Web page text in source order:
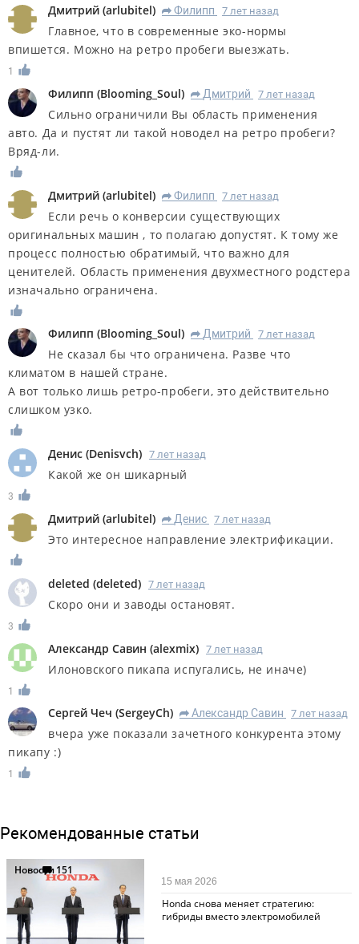
Дмитрий (arlubitel) R Филипп 7 лет назад
Главное, что в современные эко-нормы
впишется. Можно на ретро пробеги выезжать.
1
Филипп (Blooming_Soul) R Дмитрий 7 лет назад
Сильно ограничили Вы область применения
авто. Да и пустят ли такой новодел на ретро пробеги?
Вряд-ли.
Дмитрий (arlubitel) R Филипп 7 лет назад
Если речь о конверсии существующих
оригинальных машин , то полагаю допустят. К тому же
процесс полностью обратимый, что важно для
ценителей. Область применения двухместного родстера
изначально ограничена.
Филипп (Blooming_Soul) R Дмитрий 7 лет назад
Не сказал бы что ограничена. Разве что
климатом в нашей стране.
А вот только лишь ретро-пробеги, это действительно
слишком узко.
Денис (Denisvch) 7 лет назад
Какой же он шикарный
3
Дмитрий (arlubitel) R Денис 7 лет назад
Это интересное направление электрификации.
deleted (deleted) 7 лет назад
Скоро они и заводы остановят.
3
Александр Савин (alexmix) 7 лет назад
Илоновского пикапа испугались, не иначе)
1
Сергей Чеч (SergeyCh) R Александр Савин 7 лет назад
вчера уже показали зачетного конкурента этому
пикапу :)
1
Рекомендованные статьи
Новости151
Honda снова меняет стратегию:
гибриды вместо электромобилей
15 мая 2026